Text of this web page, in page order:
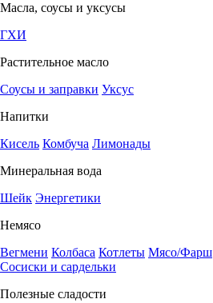
Масла, соусы и уксусы
ГХИ
Растительное масло
Соусы и заправки Уксус
Напитки
Кисель Комбуча Лимонады
Минеральная вода
Шейк Энергетики
Немясо
Вегмени Колбаса Котлеты Мясо/Фарш
Сосиски и сардельки
Полезные сладости